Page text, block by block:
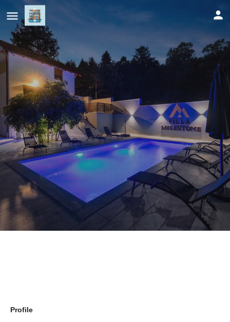
Villa Milestone Majevica
Cijena (po danu)
438 KM
Profile